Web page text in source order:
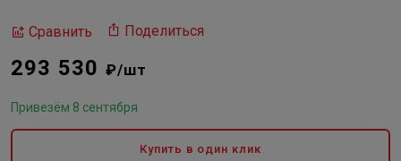
Сравнить Поделиться
293 530 ₽/шт
Привезём 8 сентября
Купить в один клик